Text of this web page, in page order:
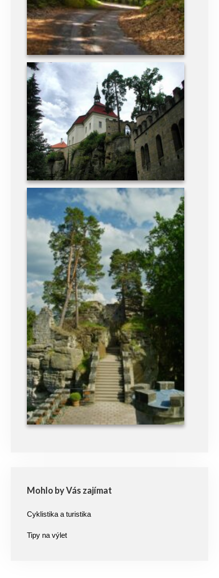
Mohlo by Vás zajímat
Cyklistika a turistika
Tipy na výlet